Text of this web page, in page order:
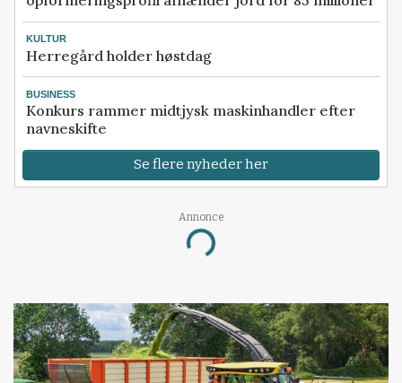
KULTUR
Herregård holder høstdag
BUSINESS
Konkurs rammer midtjysk maskinhandler efter
navneskifte
Se flere nyheder her
Annonce
Loading...